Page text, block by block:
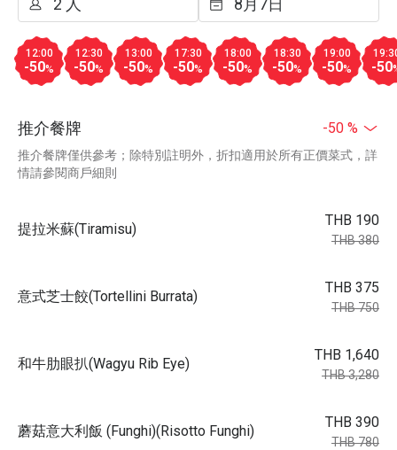
12:00
-50%
12:30
-50%
13:00
-50%
17:30
-50%
18:00
-50%
18:30
-50%
19:00
-50% -50
推介餐牌 -50 %
推介餐牌僅供參考；除特別註明外，折扣適用於所有正價菜式，詳
情請參閱商戶細則
提拉米蘇(Tiramisu)
THB 190
THB 380
意式芝士餃(Tortellini Burrata)
THB 375
THB 750
和牛肋眼扒(Wagyu Rib Eye)
THB 1,640
THB 3,280
蘑菇意大利飯 (Funghi)(Risotto Funghi)
THB 390
THB 780